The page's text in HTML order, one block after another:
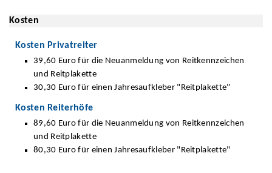
Kosten
Kosten Privatreiter
39,60 Euro für die Neuanmeldung von Reitkennzeichen
und Reitplakette
30,30 Euro für einen Jahresaufkleber "Reitplakette"
Kosten Reiterhöfe
89,60 Euro für die Neuanmeldung von Reitkennzeichen
und Reitplakette
80,30 Euro für einen Jahresaufkleber "Reitplakette"